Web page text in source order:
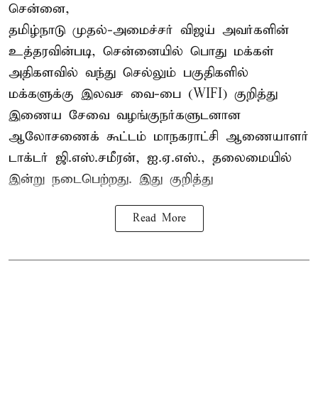
சென்னை,
தமிழ்நாடு முதல்-அமைச்சர் விஜய் அவர்களின்
உத்தரவின்படி, சென்னையில் பொது மக்கள்
அதிகளவில் வந்து செல்லும் பகுதிகளில்
மக்களுக்கு இலவச வை-பை (WIFI) குறித்து
இணைய சேவை வழங்குநர்களுடனான
ஆலோசணைக் கூட்டம் மாநகராட்சி ஆணையாளர்
டாக்டர் ஜி.எஸ்.சமீரன், ஐ.ஏ.எஸ்., தலைமையில்
இன்று நடைபெற்றது. இது குறித்து
Read More